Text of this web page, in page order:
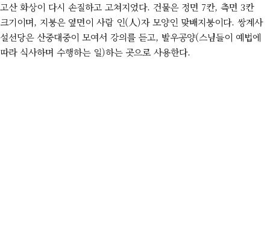
고산 화상이 다시 손질하고 고쳐지었다. 건물은 정면 7칸, 측면 3칸
크기이며, 지붕은 옆면이 사람 인(人)자 모양인 맞배지붕이다. 쌍계사
설선당은 산중대중이 모여서 강의를 듣고, 발우공양(스님들이 예법에
따라 식사하며 수행하는 일)하는 곳으로 사용한다.